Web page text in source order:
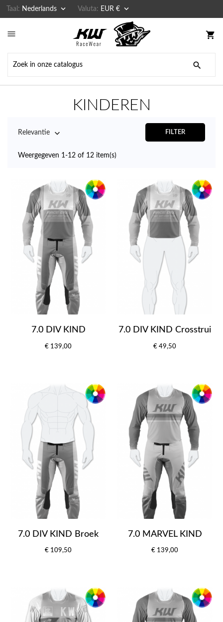
Taal: Nederlands  Valuta: EUR € 
 shopping_cart

KINDEREN
Relevantie  FILTER
Weergegeven 1-12 of 12 item(s)
7.0 DIV KIND
€ 139,00
7.0 DIV KIND Crosstrui
€ 49,50
7.0 DIV KIND Broek
€ 109,50
7.0 MARVEL KIND
€ 139,00